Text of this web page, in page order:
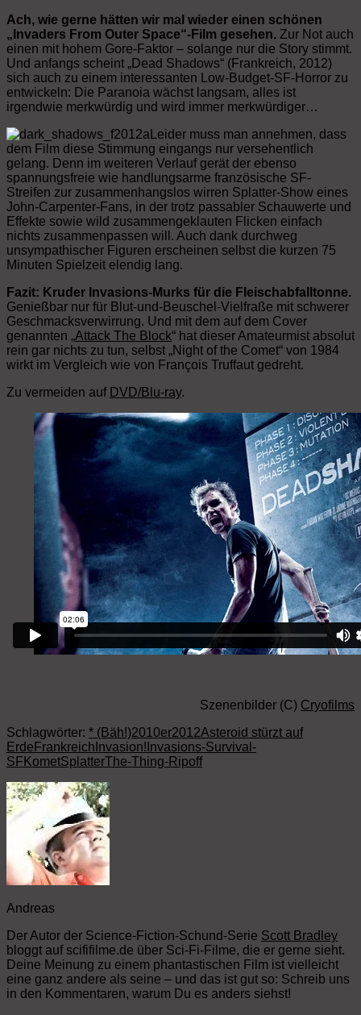
Ach, wie gerne hätten wir mal wieder einen schönen
„Invaders From Outer Space“-Film gesehen. Zur Not auch
einen mit hohem Gore-Faktor – solange nur die Story stimmt.
Und anfangs scheint „Dead Shadows“ (Frankreich, 2012)
sich auch zu einem interessanten Low-Budget-SF-Horror zu
entwickeln: Die Paranoia wächst langsam, alles ist
irgendwie merkwürdig und wird immer merkwürdiger…
Leider muss man annehmen, dass
dem Film diese Stimmung eingangs nur versehentlich
gelang. Denn im weiteren Verlauf gerät der ebenso
spannungsfreie wie handlungsarme französische SF-
Streifen zur zusammenhangslos wirren Splatter-Show eines
John-Carpenter-Fans, in der trotz passabler Schauwerte und
Effekte sowie wild zusammengeklauten Flicken einfach
nichts zusammenpassen will. Auch dank durchweg
unsympathischer Figuren erscheinen selbst die kurzen 75
Minuten Spielzeit elendig lang.
Fazit: Kruder Invasions-Murks für die Fleischabfalltonne.
Genießbar nur für Blut-und-Beuschel-Vielfraße mit schwerer
Geschmacksverwirrung. Und mit dem auf dem Cover
genannten „Attack The Block“ hat dieser Amateurmist absolut
rein gar nichts zu tun, selbst „Night of the Comet“ von 1984
wirkt im Vergleich wie von François Truffaut gedreht.
Zu vermeiden auf DVD/Blu-ray.
Szenenbilder (C) Cryofilms
Schlagwörter: * (Bäh!)2010er2012Asteroid stürzt auf
Erde Frankreich Invasion! Invasions-Survival-
SF KometSplatterThe-Thing-Ripoff
Andreas
Der Autor der Science-Fiction-Schund-Serie Scott Bradley
bloggt auf scififilme.de über Sci-Fi-Filme, die er gerne sieht.
Deine Meinung zu einem phantastischen Film ist vielleicht
eine ganz andere als seine – und das ist gut so: Schreib uns
in den Kommentaren, warum Du es anders siehst!